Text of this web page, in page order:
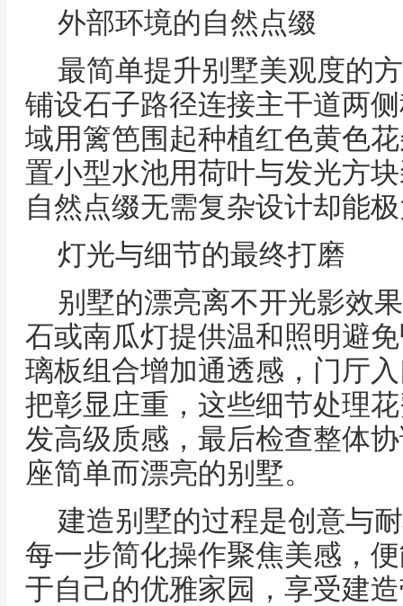
外部环境的自然点缀
最简单提升别墅美观度的
铺设石子路径连接主干道两
域用篱笆围起种植红色黄色
置小型水池用荷叶与发光方
自然点缀无需复杂设计却能
灯光与细节的最终打磨
别墅的漂亮离不开光影效
石或南瓜灯提供温和照明避
璃板组合增加通透感，门厅
把彰显庄重，这些细节处理
发高级质感，最后检查整体
座简单而漂亮的别墅。
建造别墅的过程是创意与
每一步简化操作聚焦美感，
于自己的优雅家园，享受建